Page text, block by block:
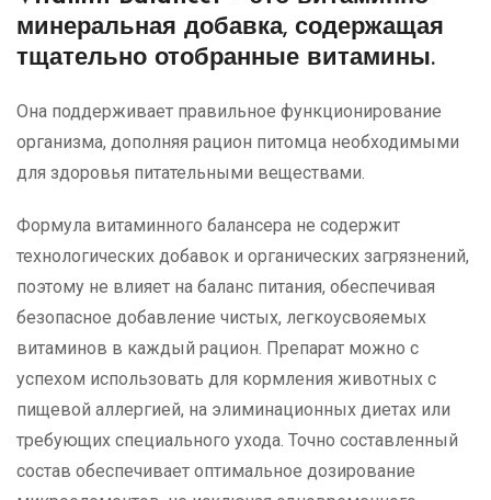
минеральная добавка, содержащая
тщательно отобранные витамины.
Она поддерживает правильное функционирование
организма, дополняя рацион питомца необходимыми
для здоровья питательными веществами.
Формула витаминного балансера не содержит
технологических добавок и органических загрязнений,
поэтому не влияет на баланс питания, обеспечивая
безопасное добавление чистых, легкоусвояемых
витаминов в каждый рацион. Препарат можно с
успехом использовать для кормления животных с
пищевой аллергией, на элиминационных диетах или
требующих специального ухода. Точно составленный
состав обеспечивает оптимальное дозирование